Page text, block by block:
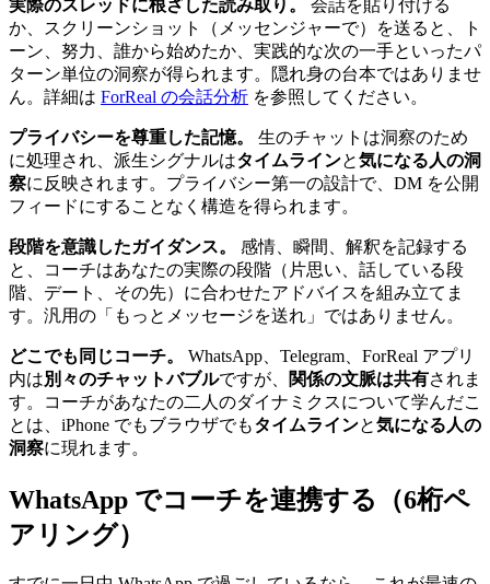
実際のスレッドに根ざした読み取り。
会話を貼り付ける
か、スクリーンショット（メッセンジャーで）を送ると、ト
ーン、努力、誰から始めたか、実践的な次の一手といったパ
ターン単位の洞察が得られます。隠れ身の台本ではありませ
ん。詳細は ForReal の会話分析 を参照してください。
プライバシーを尊重した記憶。
生のチャットは洞察のため
に処理され、派生シグナルはタイムラインと気になる人の洞
察に反映されます。プライバシー第一の設計で、DM を公開
フィードにすることなく構造を得られます。
段階を意識したガイダンス。
感情、瞬間、解釈を記録する
と、コーチはあなたの実際の段階（片思い、話している段
階、デート、その先）に合わせたアドバイスを組み立てま
す。汎用の「もっとメッセージを送れ」ではありません。
どこでも同じコーチ。
WhatsApp、Telegram、ForReal アプリ
内は別々のチャットバブルですが、 関係の文脈は共有されま
す。コーチがあなたの二人のダイナミクスについて学んだこ
とは、iPhone でもブラウザでもタイムラインと気になる人の
洞察に現れます。
WhatsApp でコーチを連携する（6桁ペ
アリング）